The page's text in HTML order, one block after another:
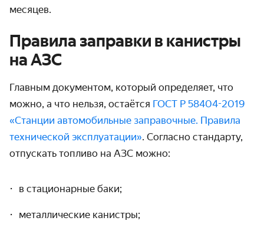
месяцев.
Правила заправки в канистры
на АЗС
Главным документом, который определяет, что
можно, а что нельзя, остаётся ГОСТ Р 58404-2019
«Станции автомобильные заправочные. Правила
технической эксплуатации». Согласно стандарту,
отпускать топливо на АЗС можно:
в стационарные баки;
металлические канистры;